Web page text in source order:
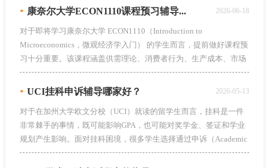
大、小组项目频繁，再加上全英文教学环境，很多学生在一学期便
感受到巨大的学业压力，课业需要辅无忧石溪大学留学生课程辅导​
帮助。
• 康奈尔大学ECON1110课程预习辅导... 2026-06-18
对于即将学习康奈尔大学 ECON1110（Introduction to
Microeconomics，微观经济学入门） 的学生而言，提前做好课程预
习十分重要。该课程涵盖供需理论、消费者行为、生产成本、市场
结构等核心内容，不仅需要理解经济学逻辑，还要求具备一定的数
据分析与图形推导能力。由于课程节奏快、知识点密集，不少同学
地适应正式学习，那么哪家机构好呢？
• UCI挂科申诉辅导哪家好？ 2026-05-13
对于在加州大学欧文分校（UCI）就读的留学生而言，挂科是一件
非常棘手的事情，既可能影响GPA，也可能对奖学金、签证和学业
规划产生影响。面对挂科困境，很多学生选择通过申诉（Academic
Appeal）寻求挽回机会，但申诉流程复杂、材料要求严格，很多学